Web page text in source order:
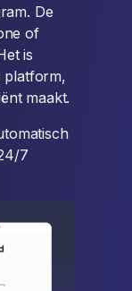
De
of
is
platform,
maakt.
7